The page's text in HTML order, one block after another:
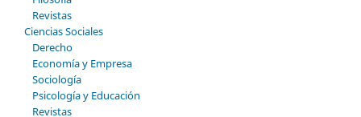
Revistas
Ciencias Sociales
Derecho
Economía y Empresa
Sociología
Psicología y Educación
Revistas